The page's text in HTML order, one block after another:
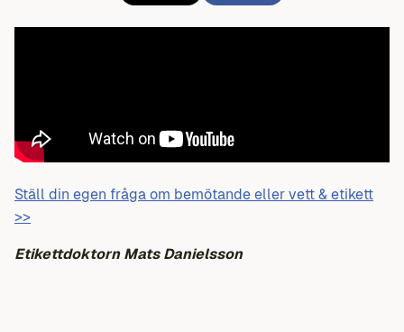
Ställ din egen fråga om bemötande eller vett & etikett
>>
Etikettdoktorn Mats Danielsson